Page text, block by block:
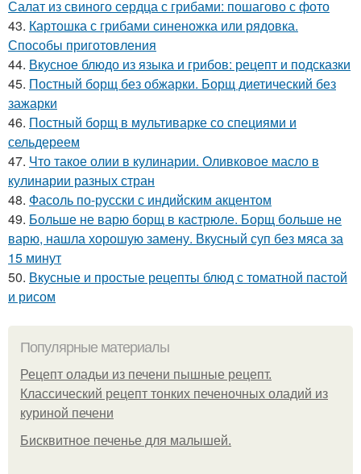
Салат из свиного сердца с грибами: пошагово с фото
43. Картошка с грибами синеножка или рядовка.
Способы приготовления
44. Вкусное блюдо из языка и грибов: рецепт и подсказки
45. Постный борщ без обжарки. Борщ диетический без
зажарки
46. Постный борщ в мультиварке со специями и
сельдереем
47. Что такое олии в кулинарии. Оливковое масло в
кулинарии разных стран
48. Фасоль по-русски с индийским акцентом
49. Больше не варю борщ в кастрюле. Борщ больше не
варю, нашла хорошую замену. Вкусный суп без мяса за
15 минут
50. Вкусные и простые рецепты блюд с томатной пастой
и рисом
Популярные материалы
Рецепт оладьи из печени пышные рецепт.
Классический рецепт тонких печеночных оладий из
куриной печени
Бисквитное печенье для малышей.